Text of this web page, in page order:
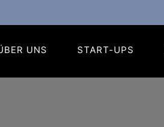
UNS START-UPS